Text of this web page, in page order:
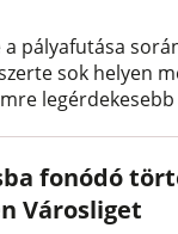
pályafutása
sok helyen
fonódó
Városliget